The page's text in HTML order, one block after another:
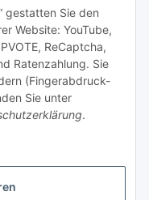
gestatten Sie den
Website: YouTube,
ReCaptcha,
Ratenzahlung. Sie
(Fingerabdruck-
Sie unter
.